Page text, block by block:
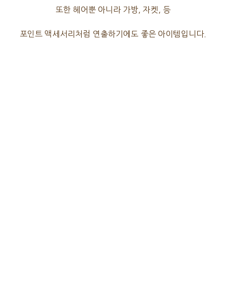
또한 헤어뿐 아니라 가방, 자켓, 등
포인트 액세서리처럼 연출하기에도 좋은 아이템입니다.